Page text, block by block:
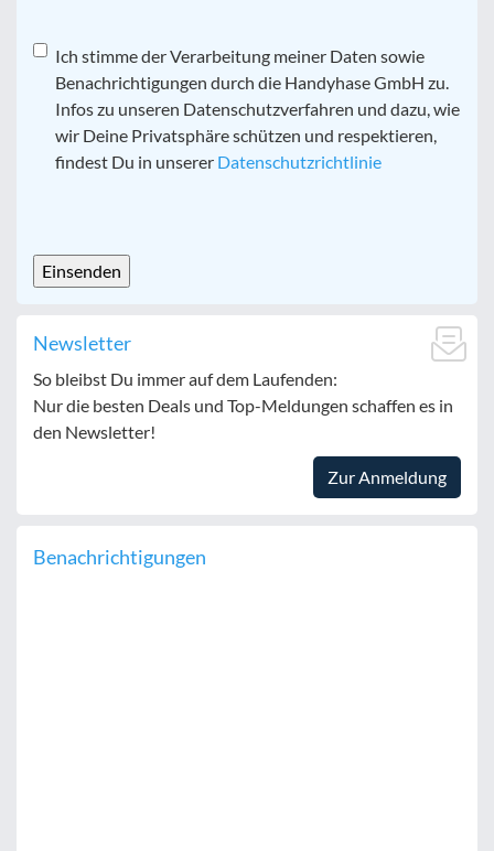
Datenschutz*
Ich stimme der Verarbeitung meiner Daten sowie
Benachrichtigungen durch die Handyhase GmbH zu.
Infos zu unseren Datenschutzverfahren und dazu, wie
wir Deine Privatsphäre schützen und respektieren,
findest Du in unserer Datenschutzrichtlinie
Newsletter
So bleibst Du immer auf dem Laufenden:
Nur die besten Deals und Top-Meldungen schaffen es in
den Newsletter!
Zur Anmeldung
Benachrichtigungen